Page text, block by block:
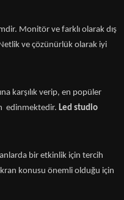
Monitör ve farklı olarak dış
ve çözünürlük olarak iyi
karşılık verip, en popüler
edinmektedir. Led studio
bir etkinlik için tercih
konusu önemli olduğu için